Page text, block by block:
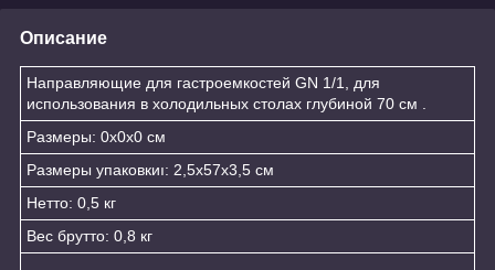
Описание
Направляющие для гастроемкостей GN 1/1, для
использования в холодильных столах глубиной 70 см .
Размеры: 0x0x0 см
Размеры упаковкиı: 2,5x57x3,5 см
Нетто: 0,5 кг
Вес брутто: 0,8 кг